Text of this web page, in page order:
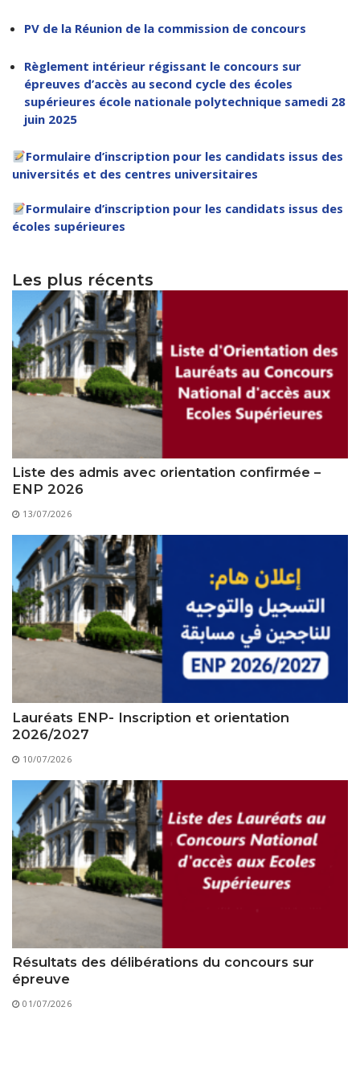
Programmes Pédagogiques
Formations assurées
Stages
Imprimés des œuvres Sociales
Charte de Déontologie et D’éthique Universitaires
PV de la Réunion de la commission de concours
Règlement intérieur régissant le concours sur
épreuves d’accès au second cycle des écoles
supérieures école nationale polytechnique samedi 28
juin 2025
Formulaire d’inscription pour les candidats issus des
universités et des centres universitaires
Formulaire d’inscription pour les candidats issus des
écoles supérieures
Les plus récents
Liste des admis avec orientation confirmée –
ENP 2026
13/07/2026
Lauréats ENP- Inscription et orientation
2026/2027
10/07/2026
Résultats des délibérations du concours sur
épreuve
01/07/2026